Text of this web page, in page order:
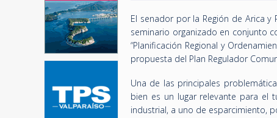
El senador por la Región de Arica y
seminario organizado en conjunto
“Planificación Regional y
propuesta del Plan Regulador
Una de las principales
bien es un lugar relevante para el
industrial, a uno de esparcimiento,